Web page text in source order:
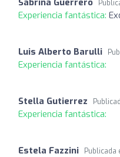
Sabrina Guerrero
Experiencia fantástica:
Luis Alberto Barulli
Experiencia fantástica:
Stella Gutierrez
Experiencia fantástica:
Estela Fazzini Publicada